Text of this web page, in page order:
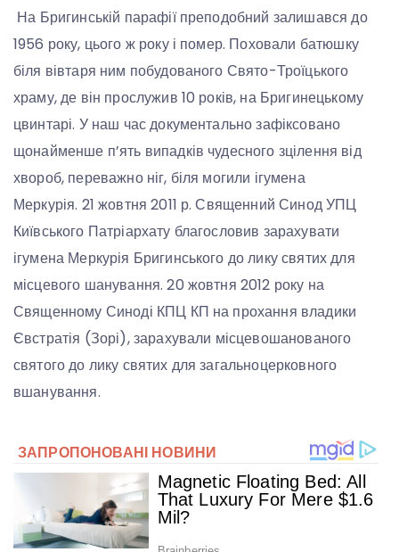
На Бригинській парафії преподобний залишався до
1956 року, цього ж року і помер. Поховали батюшку
біля вівтаря ним побудованого Свято-Троїцького
храму, де він прослужив 10 років, на Бригинецькому
цвинтарі. У наш час документально зафіксовано
щонайменше п’ять випадків чудесного зцілення від
хвороб, переважно ніг, біля могили ігумена
Меркурія. 21 жовтня 2011 р. Священний Синод УПЦ
Київського Патріархату благословив зарахувати
ігумена Меркурія Бригинського до лику святих для
місцевого шанування. 20 жовтня 2012 року на
Священному Синоді КПЦ КП на прохання владики
Євстратія (Зорі), зарахували місцевошанованого
святого до лику святих для загальноцерковного
вшанування.